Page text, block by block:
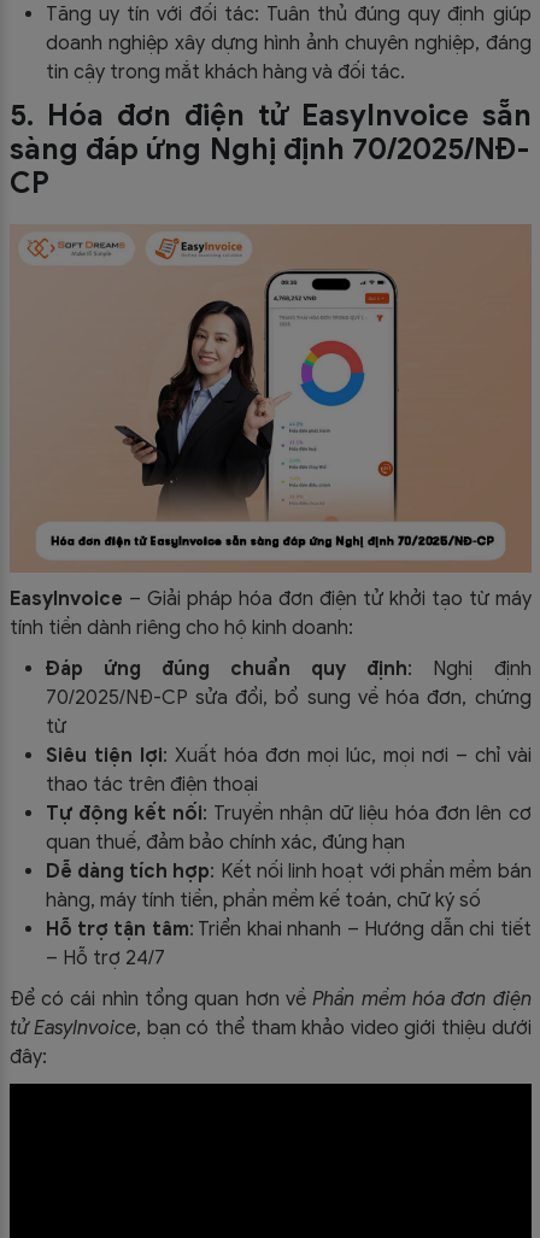
Tăng uy tín với đối tác: Tuân thủ đúng quy định giúp
doanh nghiệp xây dựng hình ảnh chuyên nghiệp, đáng
tin cậy trong mắt khách hàng và đối tác.
5. Hóa đơn điện tử EasyInvoice sẵn
sàng đáp ứng Nghị định 70/2025/NĐ-
CP
EasyInvoice – Giải pháp hóa đơn điện tử khởi tạo từ máy
tính tiền dành riêng cho hộ kinh doanh:
Đáp ứng đúng chuẩn quy định: Nghị định
70/2025/NĐ-CP sửa đổi, bổ sung về hóa đơn, chứng
từ
Siêu tiện lợi: Xuất hóa đơn mọi lúc, mọi nơi – chỉ vài
thao tác trên điện thoại
Tự động kết nối: Truyền nhận dữ liệu hóa đơn lên cơ
quan thuế, đảm bảo chính xác, đúng hạn
Dễ dàng tích hợp: Kết nối linh hoạt với phần mềm bán
hàng, máy tính tiền, phần mềm kế toán, chữ ký số
Hỗ trợ tận tâm: Triển khai nhanh – Hướng dẫn chi tiết
– Hỗ trợ 24/7
Để có cái nhìn tổng quan hơn vềPhần mềm hóa đơn điện
tử EasyInvoice, bạn có thể tham khảo video giới thiệu dưới
đây: